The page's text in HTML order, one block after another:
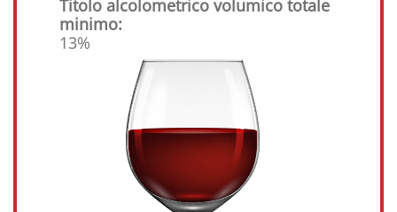
Titolo alcolometrico volumico totale
minimo:
13%